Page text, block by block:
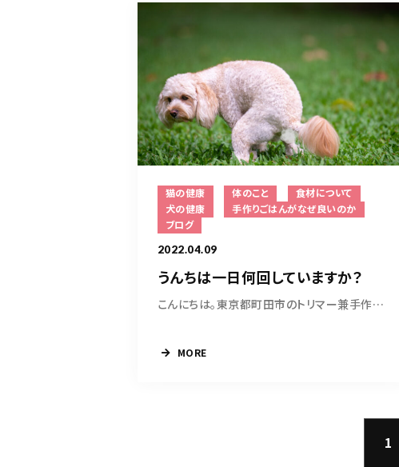
猫の健康 体のこと
食材について
犬の健康
手作りごはんがなぜ良いのか
ブログ
2022.04.09
うんちは一日何回していますか？
こんにちは。東京都町田市のトリマー兼手作り犬...
MORE
1